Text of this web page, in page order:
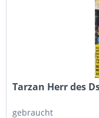
Tarzan Herr des
gebraucht